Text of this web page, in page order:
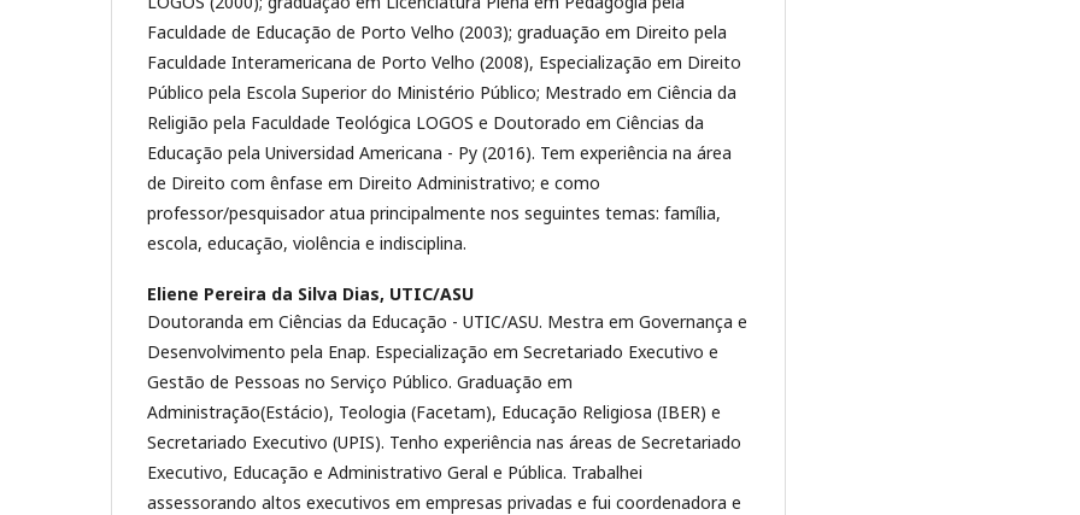
Faculdade de Educação de Porto Velho (2003); graduação em Direito pela
Faculdade Interamericana de Porto Velho (2008), Especialização em Direito
Público pela Escola Superior do Ministério Público; Mestrado em Ciência da
Religião pela Faculdade Teológica LOGOS e Doutorado em Ciências da
Educação pela Universidad Americana - Py (2016). Tem experiência na área
de Direito com ênfase em Direito Administrativo; e como
professor/pesquisador atua principalmente nos seguintes temas: família,
escola, educação, violência e indisciplina.
Eliene Pereira da Silva Dias, UTIC/ASU
Doutoranda em Ciências da Educação - UTIC/ASU. Mestra em Governança e
Desenvolvimento pela Enap. Especialização em Secretariado Executivo e
Gestão de Pessoas no Serviço Público. Graduação em
Administração(Estácio), Teologia (Facetam), Educação Religiosa (IBER) e
Secretariado Executivo (UPIS). Tenho experiência nas áreas de Secretariado
Executivo, Educação e Administrativo Geral e Pública. Trabalhei
assessorando altos executivos em empresas privadas e fui coordenadora e